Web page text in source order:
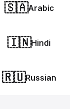
🇸🇦Arabic
🇮🇳Hindi
🇷🇺Russian